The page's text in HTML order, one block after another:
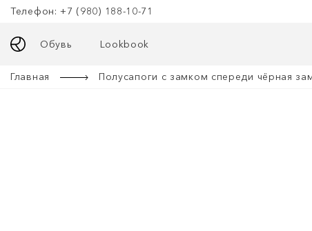
Телефон: +7 (980) 188-10-71
Обувь Lookbook
Главная Полусапоги с замком спереди чёрная